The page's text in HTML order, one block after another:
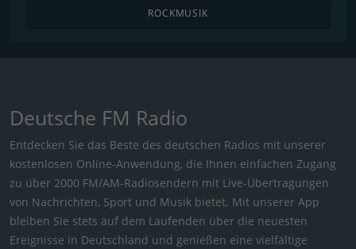
ROCKMUSIK
Deutsche FM Radio
Entdecken Sie das Beste des deutschen Radios mit unserer
kostenlosen Online-Anwendung, die Ihnen einfachen Zugang
zu über 2000 FM/AM-Radiosendern mit Live-Übertragungen
von Nachrichten, Sport und Musik bietet. Mit unserer App
bleiben Sie stets auf dem Laufenden über die neuesten
Ereignisse in Deutschland und genießen eine vielfältige